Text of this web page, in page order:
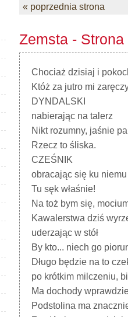
« poprzednia strona
Zemsta - Strona
Chociaż dzisiaj i
Któż za jutro mi
DYNDALSKI
nabierając na talerz
Nikt rozumny, jaśnie
Rzecz to śliska.
CZEŚNIK
obracając się ku niemu
Tu sęk właśnie!
Na toż bym się,
Kawalerstwa dziś
uderzając w stół
By kto... niech go
Długo będzie na to
po krótkim milczeniu,
Ma dochody
Podstolina ma